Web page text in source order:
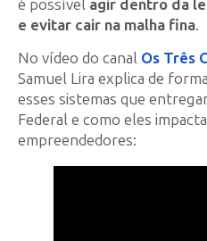
é possível agir dentro da
e evitar cair na malha fina.
No vídeo do canal Os Três
Samuel Lira explica de
esses sistemas que
Federal e como eles
empreendedores: